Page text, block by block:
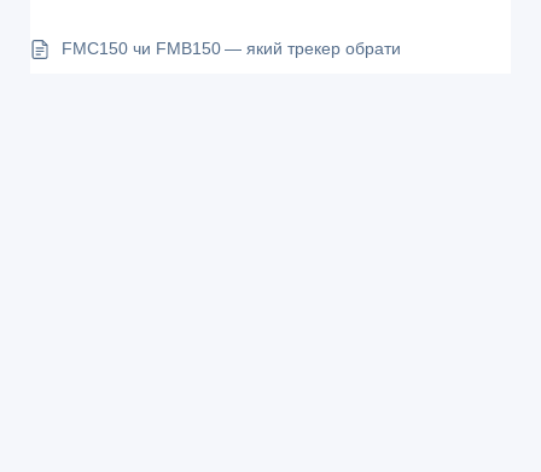
FMC150 чи FMB150 — який трекер обрати